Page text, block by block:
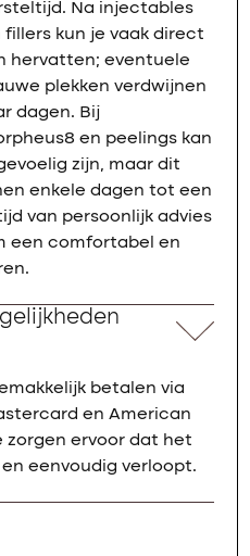
Na injectables
kun je vaak direct
hervatten; eventuele
plekken verdwijnen
dagen. Bij
en peelings kan
zijn, maar dit
enkele dagen tot een
van persoonlijk advies
een comfortabel en
betalen via
en American
zorgen ervoor dat het
eenvoudig verloopt.